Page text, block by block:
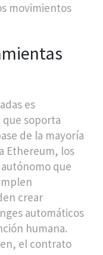
movimientos
es
soporta
de la mayoría
Ethereum, los
que
crear
automáticos
humana.
el contrato